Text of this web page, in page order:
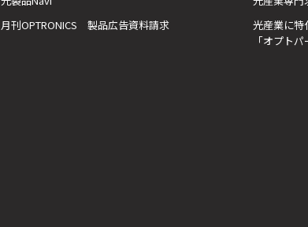
月刊OPTRONICS 製品広告資料請求
光産業に特
「オプトパ